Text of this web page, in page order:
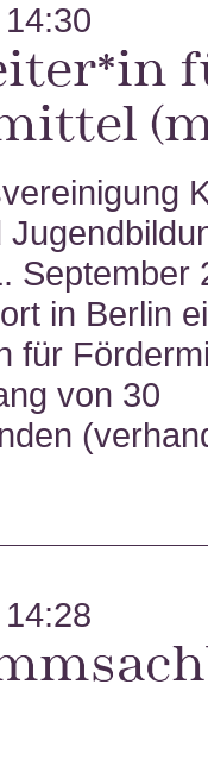
September
in Berlin
für
von 30